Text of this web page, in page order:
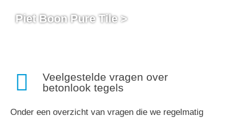
Piet Boon Pure Tile >
Veelgestelde vragen over
betonlook tegels
Onder een overzicht van vragen die we regelmatig